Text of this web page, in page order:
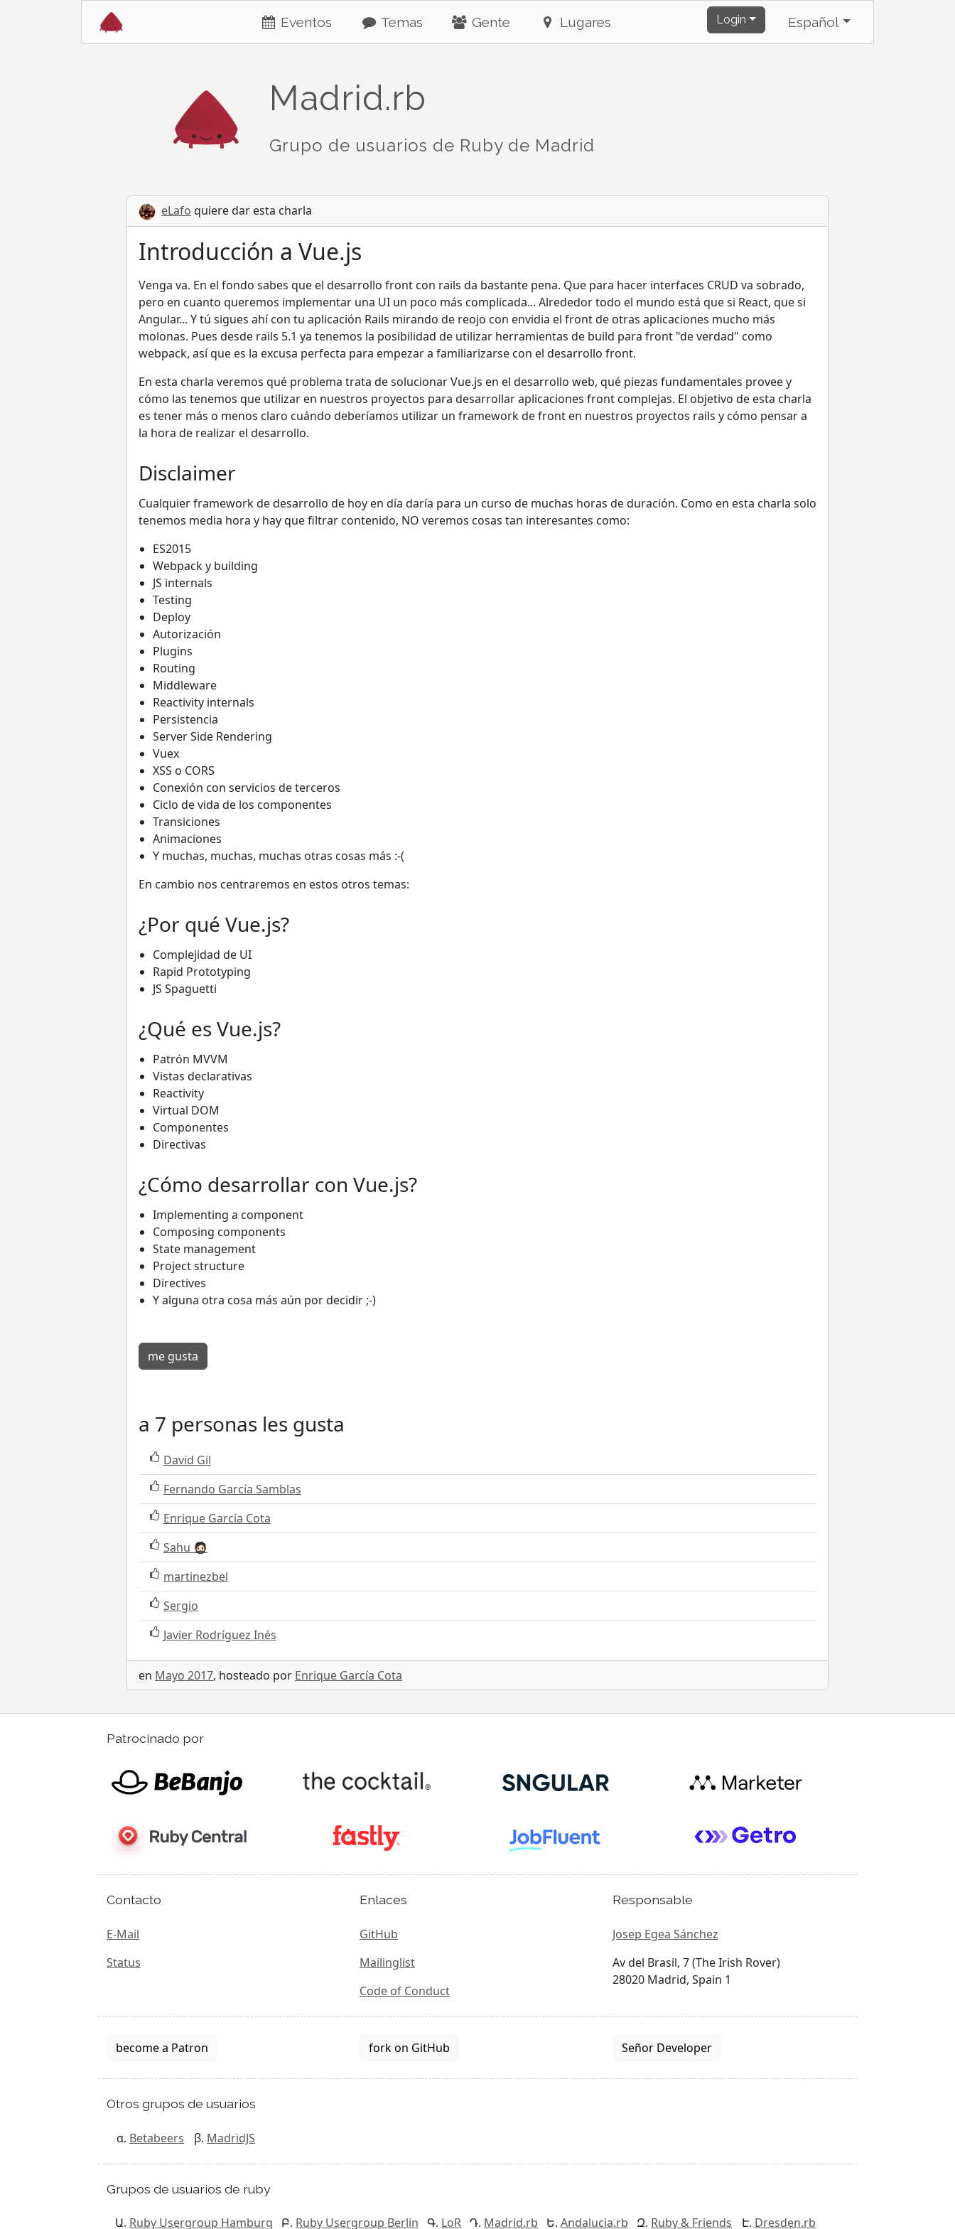
Eventos Temas Gente Lugares Login Español
Madrid.rb
Grupo de usuarios de Ruby de Madrid
eLafo quiere dar esta charla
Introducción a Vue.js
Venga va. En el fondo sabes que el desarrollo front con rails da bastante pena. Que para hacer interfaces CRUD va sobrado,
pero en cuanto queremos implementar una UI un poco más complicada... Alrededor todo el mundo está que si React, que si
Angular... Y tú sigues ahí con tu aplicación Rails mirando de reojo con envidia el front de otras aplicaciones mucho más
molonas. Pues desde rails 5.1 ya tenemos la posibilidad de utilizar herramientas de build para front "de verdad" como
webpack, así que es la excusa perfecta para empezar a familiarizarse con el desarrollo front.
En esta charla veremos qué problema trata de solucionar Vue.js en el desarrollo web, qué piezas fundamentales provee y
cómo las tenemos que utilizar en nuestros proyectos para desarrollar aplicaciones front complejas. El objetivo de esta charla
es tener más o menos claro cuándo deberíamos utilizar un framework de front en nuestros proyectos rails y cómo pensar a
la hora de realizar el desarrollo.
Disclaimer
Cualquier framework de desarrollo de hoy en día daría para un curso de muchas horas de duración. Como en esta charla solo
tenemos media hora y hay que filtrar contenido, NO veremos cosas tan interesantes como:
ES2015
Webpack y building
JS internals
Testing
Deploy
Autorización
Plugins
Routing
Middleware
Reactivity internals
Persistencia
Server Side Rendering
Vuex
XSS o CORS
Conexión con servicios de terceros
Ciclo de vida de los componentes
Transiciones
Animaciones
Y muchas, muchas, muchas otras cosas más :-(
En cambio nos centraremos en estos otros temas:
¿Por qué Vue.js?
Complejidad de UI
Rapid Prototyping
JS Spaguetti
¿Qué es Vue.js?
Patrón MVVM
Vistas declarativas
Reactivity
Virtual DOM
Componentes
Directivas
¿Cómo desarrollar con Vue.js?
Implementing a component
Composing components
State management
Project structure
Directives
Y alguna otra cosa más aún por decidir ;-)
me gusta
a 7 personas les gusta
David Gil
Fernando García Samblas
Enrique García Cota
Sahu 🧔🏻
martinezbel
Sergio
Javier Rodríguez Inés
en Mayo 2017, hosteado por Enrique García Cota
Patrocinado por
Contacto
E-Mail
Status
Enlaces
GitHub
Mailinglist
Code of Conduct
Responsable
Josep Egea Sánchez
Av del Brasil, 7 (The Irish Rover)
28020 Madrid, Spain 1
become a Patron fork on GitHub Señor Developer
Otros grupos de usuarios
Betabeers MadridJS
Grupos de usuarios de ruby
Ruby Usergroup Hamburg Ruby Usergroup Berlin LoR Madrid.rb Andalucia.rb Ruby & Friends Dresden.rb